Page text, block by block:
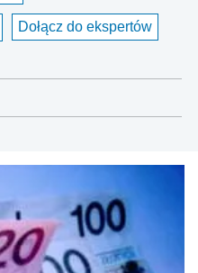
Dołącz do ekspertów